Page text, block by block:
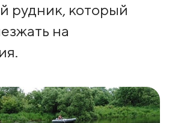
рудник, который
на